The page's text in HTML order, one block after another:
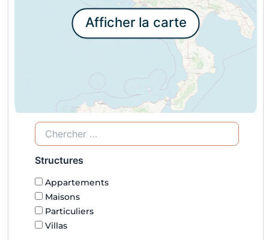
Afficher la carte
Structures
Appartements
Maisons
Particuliers
Villas